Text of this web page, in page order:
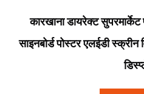
कारखाना डायरेक्ट सुपरमार्केट
साइनबोर्ड पोस्टर एलईडी स्क्रीन